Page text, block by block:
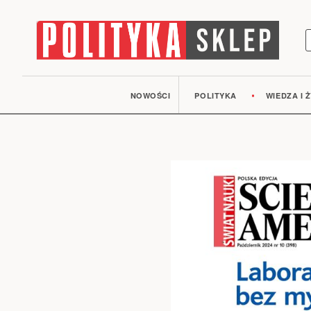
NOWOŚCI POLITYKA WIEDZA I